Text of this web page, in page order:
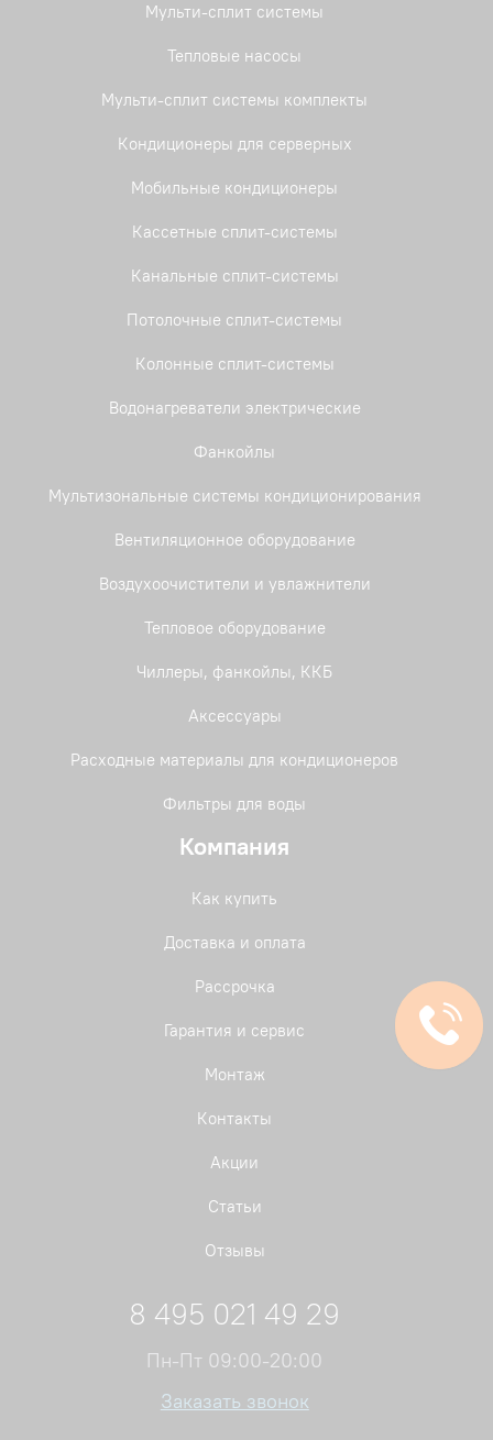
Мульти-сплит системы
Тепловые насосы
Мульти-сплит системы комплекты
Кондиционеры для серверных
Мобильные кондиционеры
Кассетные сплит-системы
Канальные сплит-системы
Потолочные сплит-системы
Колонные сплит-системы
Водонагреватели электрические
Фанкойлы
Мультизональные системы кондиционирования
Вентиляционное оборудование
Воздухоочистители и увлажнители
Тепловое оборудование
Чиллеры, фанкойлы, ККБ
Аксессуары
Расходные материалы для кондиционеров
Фильтры для воды
Компания
Как купить
Доставка и оплата
Рассрочка
Гарантия и сервис
Монтаж
Контакты
Акции
Статьи
Отзывы
8 495 021 49 29
Пн-Пт 09:00-20:00
Заказать звонок